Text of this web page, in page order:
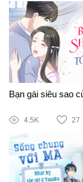
Bạn gái siêu sao
4.5K 27